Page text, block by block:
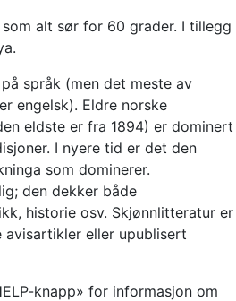
alt sør for 60 grader. I tillegg
språk (men det meste av
engelsk). Eldre norske
eldste er fra 1894) er dominert
I nyere tid er det den
som dominerer.
den dekker både
historie osv. Skjønnlitteratur er
eller upublisert
knapp» for informasjon om